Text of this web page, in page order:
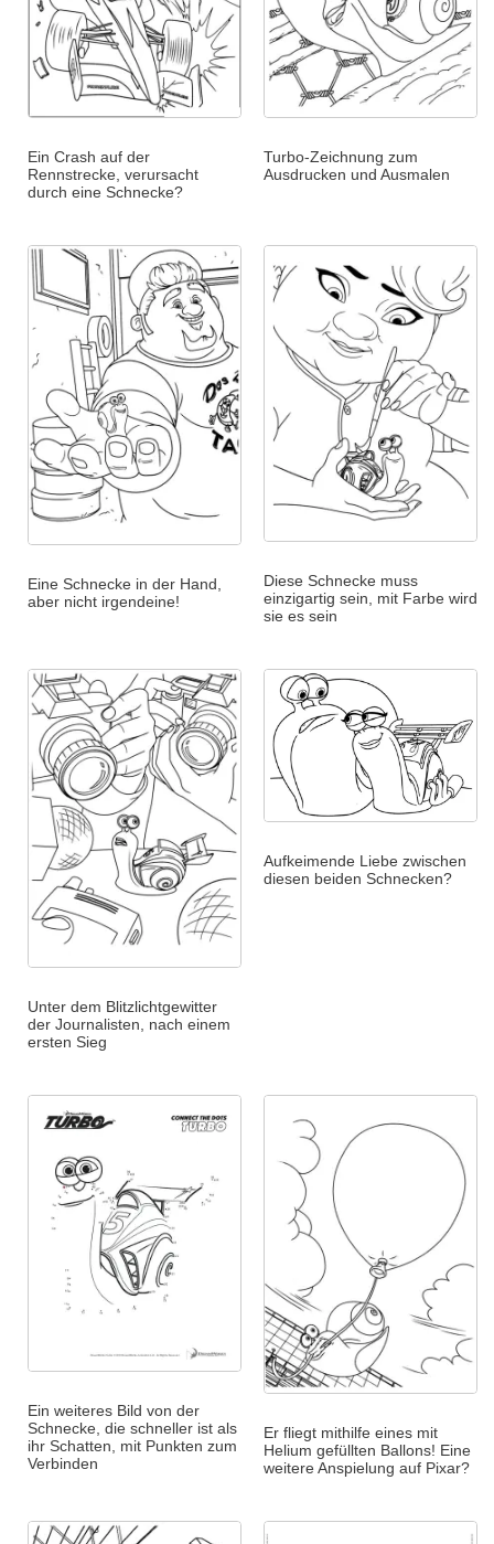
Ein Crash auf der
Rennstrecke, verursacht
durch eine Schnecke?
Turbo-Zeichnung zum
Ausdrucken und Ausmalen
Eine Schnecke in der Hand,
aber nicht irgendeine!
Diese Schnecke muss
einzigartig sein, mit Farbe wird
sie es sein
Unter dem Blitzlichtgewitter
der Journalisten, nach einem
ersten Sieg
Aufkeimende Liebe zwischen
diesen beiden Schnecken?
Ein weiteres Bild von der
Schnecke, die schneller ist als
ihr Schatten, mit Punkten zum
Verbinden
Er fliegt mithilfe eines mit
Helium gefüllten Ballons! Eine
weitere Anspielung auf Pixar?